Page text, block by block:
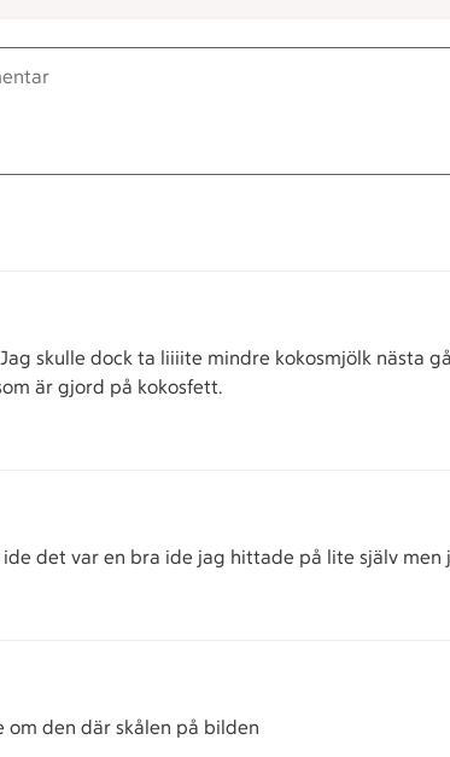
skulle dock ta liiiite mindre kokosmjölk nästa
är gjord på kokosfett.
ide det var en bra ide jag hittade på lite själv
om den där skålen på bilden